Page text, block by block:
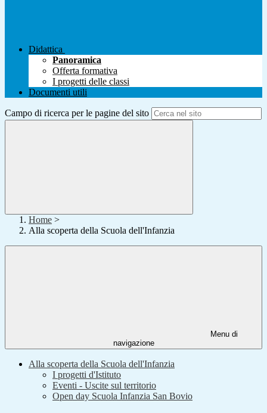
Didattica
Panoramica
Offerta formativa
I progetti delle classi
Documenti utili
Campo di ricerca per le pagine del sito
Home >
Alla scoperta della Scuola dell'Infanzia
Menu di
navigazione
Alla scoperta della Scuola dell'Infanzia
I progetti d'Istituto
Eventi - Uscite sul territorio
Open day Scuola Infanzia San Bovio